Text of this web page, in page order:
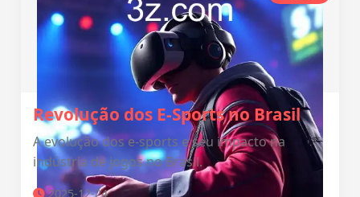
Revolução dos E-Sports no Brasil
A evolução dos e-sports e seu impacto na
indústria de jogos no Brasil.
2025-12-24